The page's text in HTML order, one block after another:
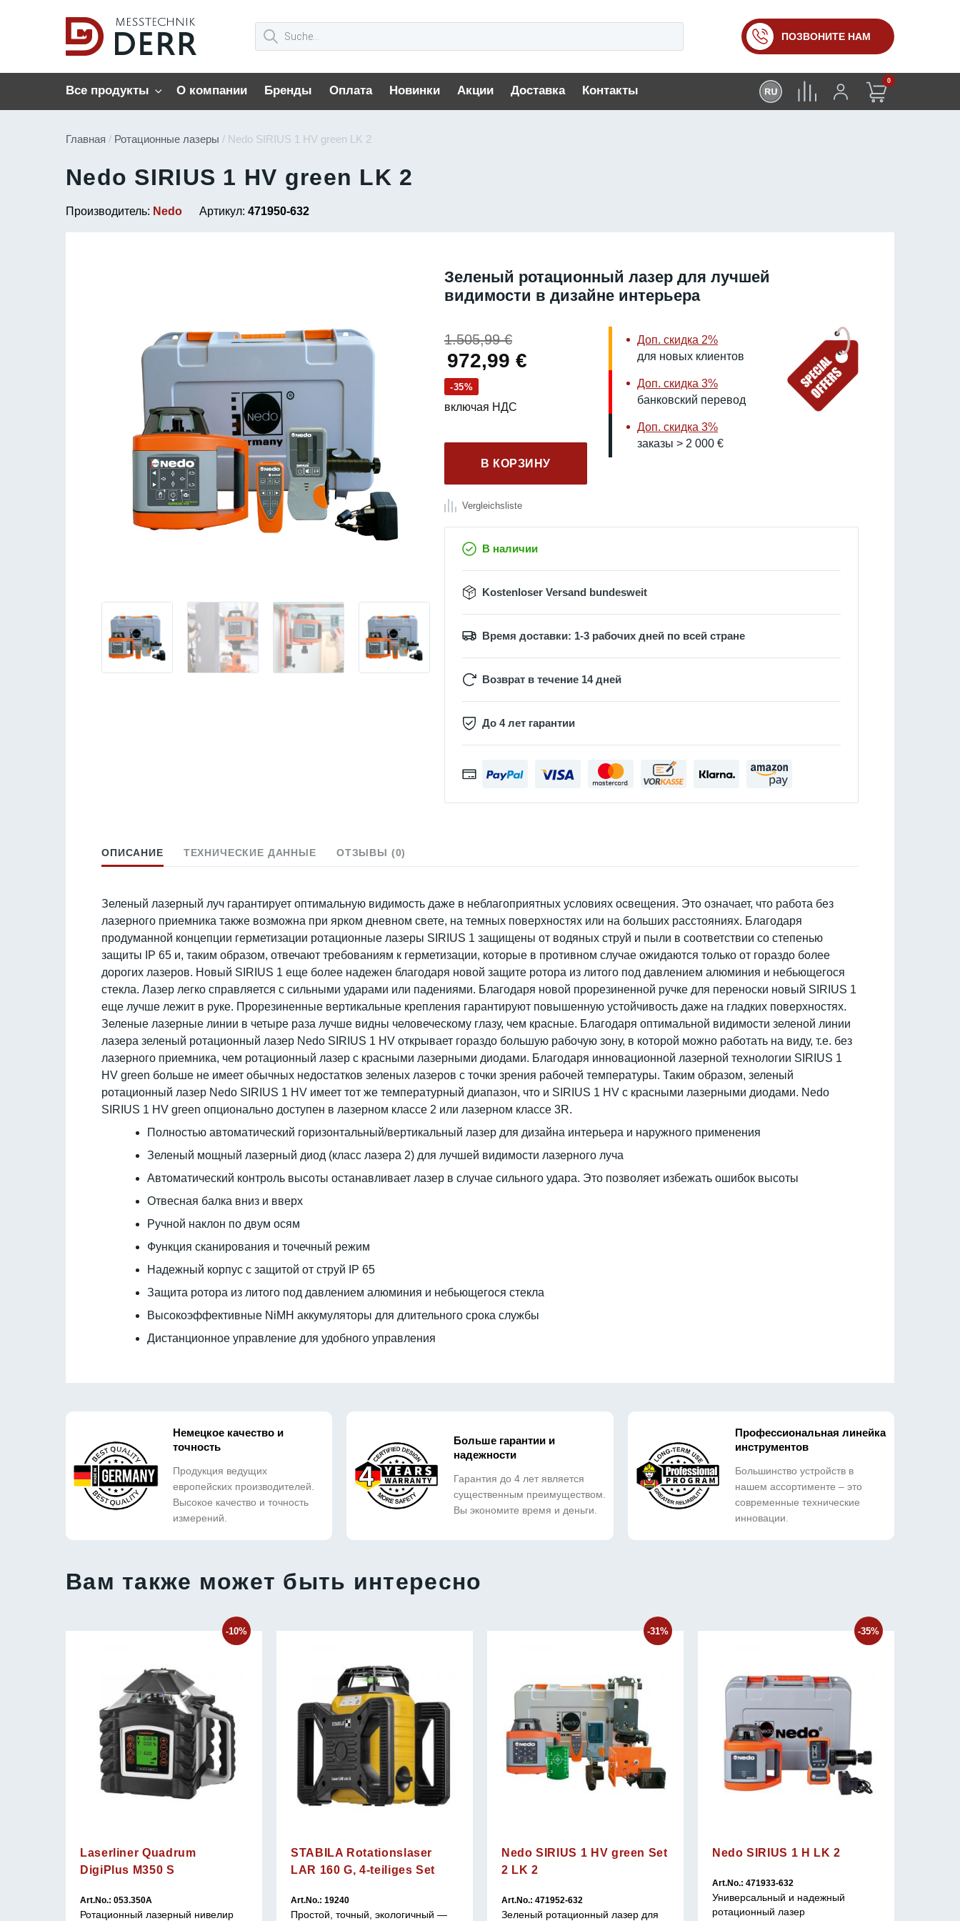
ПОЗВОНИТЕ НАМ
Все продукты О компании Бренды Оплата Новинки Акции Доставка Контакты
0
Главная / Ротационные лазеры / Nedo SIRIUS 1 HV green LK 2
Nedo SIRIUS 1 HV green LK 2
Производитель: Nedo Артикул: 471950-632
Зеленый ротационный лазер для лучшей
видимости в дизайне интерьера
1.505,99€Первоначальная
цена
составляла
1.505,99 €.
972,99 €
-35%
включая НДС
В КОРЗИНУ
Доп. скидка 2%
для новых клиентов
Доп. скидка 3%
банковский перевод
Доп. скидка 3%
заказы > 2 000 €
Vergleichsliste
В наличии
Kostenloser Versand bundesweit
Время доставки: 1-3 рабочих дней по всей стране
Возврат в течение 14 дней
До 4 лет гарантии
ОПИСАНИЕ ТЕХНИЧЕСКИЕ ДАННЫЕ ОТЗЫВЫ (0)
Зеленый лазерный луч гарантирует оптимальную видимость даже в неблагоприятных условиях освещения. Это означает, что работа без
лазерного приемника также возможна при ярком дневном свете, на темных поверхностях или на больших расстояниях. Благодаря
продуманной концепции герметизации ротационные лазеры SIRIUS 1 защищены от водяных струй и пыли в соответствии со степенью
защиты IP 65 и, таким образом, отвечают требованиям к герметизации, которые в противном случае ожидаются только от гораздо более
дорогих лазеров. Новый SIRIUS 1 еще более надежен благодаря новой защите ротора из литого под давлением алюминия и небьющегося
стекла. Лазер легко справляется с сильными ударами или падениями. Благодаря новой прорезиненной ручке для переноски новый SIRIUS 1
еще лучше лежит в руке. Прорезиненные вертикальные крепления гарантируют повышенную устойчивость даже на гладких поверхностях.
Зеленые лазерные линии в четыре раза лучше видны человеческому глазу, чем красные. Благодаря оптимальной видимости зеленой линии
лазера зеленый ротационный лазер Nedo SIRIUS 1 HV открывает гораздо большую рабочую зону, в которой можно работать на виду, т.е. без
лазерного приемника, чем ротационный лазер с красными лазерными диодами. Благодаря инновационной лазерной технологии SIRIUS 1
HV green больше не имеет обычных недостатков зеленых лазеров с точки зрения рабочей температуры. Таким образом, зеленый
ротационный лазер Nedo SIRIUS 1 HV имеет тот же температурный диапазон, что и SIRIUS 1 HV с красными лазерными диодами. Nedo
SIRIUS 1 HV green опционально доступен в лазерном классе 2 или лазерном классе 3R.
Полностью автоматический горизонтальный/вертикальный лазер для дизайна интерьера и наружного применения
Зеленый мощный лазерный диод (класс лазера 2) для лучшей видимости лазерного луча
Автоматический контроль высоты останавливает лазер в случае сильного удара. Это позволяет избежать ошибок высоты
Отвесная балка вниз и вверх
Ручной наклон по двум осям
Функция сканирования и точечный режим
Надежный корпус с защитой от струй IP 65
Защита ротора из литого под давлением алюминия и небьющегося стекла
Высокоэффективные NiMH аккумуляторы для длительного срока службы
Дистанционное управление для удобного управления
Немецкое качество и
точность
Продукция ведущих
европейских производителей.
Высокое качество и точность
измерений.
Больше гарантии и
надежности
Гарантия до 4 лет является
существенным преимуществом.
Вы экономите время и деньги.
Профессиональная линейка
инструментов
Большинство устройств в
нашем ассортименте – это
современные технические
инновации.
Вам также может быть интересно
-10%
Laserliner Quadrum
DigiPlus M350 S
Art.No.: 053.350A
Ротационный лазерный нивелир
STABILA Rotationslaser
LAR 160 G, 4-teiliges Set
Art.No.: 19240
Простой, точный, экологичный —
-31%
Nedo SIRIUS 1 HV green Set
2 LK 2
Art.No.: 471952-632
Зеленый ротационный лазер для
-35%
Nedo SIRIUS 1 H LK 2
Art.No.: 471933-632
Универсальный и надежный
ротационный лазер